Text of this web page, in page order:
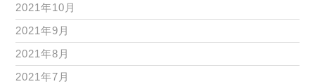
2021年10月
2021年9月
2021年8月
2021年7月